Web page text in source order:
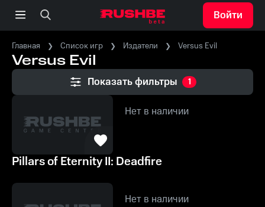
Войти
Главная Список игр Издатели Versus Evil
Versus Evil
Показать фильтры 1
Нет в наличии
Pillars of Eternity II: Deadfire
Нет в наличии